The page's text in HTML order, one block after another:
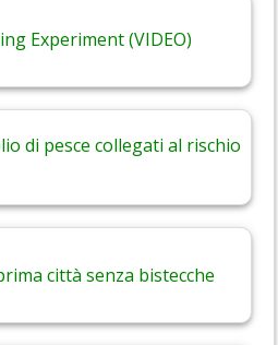
Experiment (VIDEO)
di pesce collegati al rischio
città senza bistecche